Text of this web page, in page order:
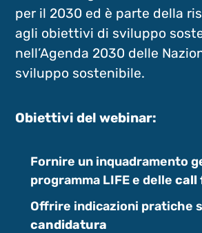
per il 2030 ed è parte della
agli obiettivi di sviluppo
nell’Agenda 2030 delle
sviluppo sostenibile.
Obiettivi del webinar:
Fornire un inquadramento
programma LIFE e dellecall
Offrire indicazioni pratiche
candidatura